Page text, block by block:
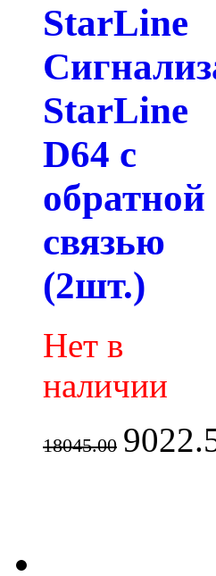
StarLine
StarLine
D64 с
обратной
связью
(2шт.)
Нет в
наличии
18045.00